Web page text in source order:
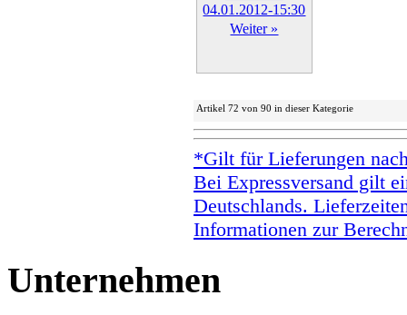
Weiter »
Artikel 72 von 90 in dieser Kategorie
*Gilt für Lieferungen
Bei Expressversand gilt
Deutschlands.
Informationen zur
Unternehmen